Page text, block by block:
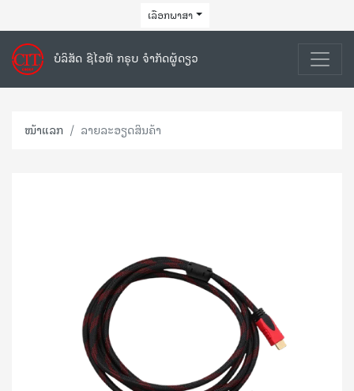
ເລືອກພາສາ
ບໍລິສັດ ຊີໄອທີ ກຣຸບ ຈຳກັດຜູ້ດຽວ
ໜ້າແລກ ລາຍລະອຽດສິນຄ້າ